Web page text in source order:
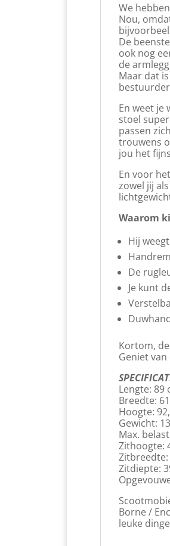
We
Nou,
De
ook nog
de
Maar dat
En weet je
stoel
passen
trouwens
jou het
En voor
zowel jij
Waarom
Hij
De
Je kunt
Kortom,
Geniet
Lengte: 89
Breedte:
Hoogte:
Gewicht:
Max.
Zithoogte:
Zitbreedte:
Zitdiepte:
Borne /
leuke